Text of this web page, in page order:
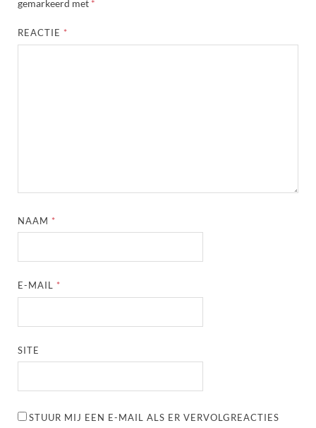
gemarkeerd met *
REACTIE *
NAAM *
E-MAIL *
SITE
STUUR MIJ EEN E-MAIL ALS ER VERVOLGREACTIES